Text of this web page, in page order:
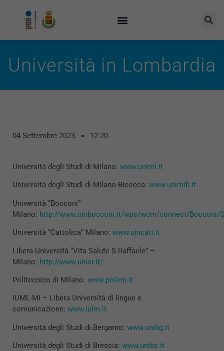
Università in Lombardia
04 Settembre 2023 12:20
Università degli Studi di Milano: www.unimi.it
Università degli Studi di Milano-Bicocca: www.unimib.it
Università “Bocconi”
Milano: http://www.unibocconi.it/wps/wcm/connect/Bocconi/
Università “Cattolica” Milano: www.unicatt.it
Libera Università “Vita Salute S.Raffaele” –
Milano: http://www.unisr.it/
Politecnico di Milano: www.polimi.it
IUML-MI – Libera Università di lingue e
comunicazione: www.iulm.it
Università degli Studi di Bergamo: www.unibg.it
Università degli Studi di Brescia: www.unibs.it